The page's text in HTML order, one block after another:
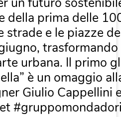
della prima delle
strade e le piazze
trasformando
urbana. Il primo
è un omaggio
Giulio Cappellini